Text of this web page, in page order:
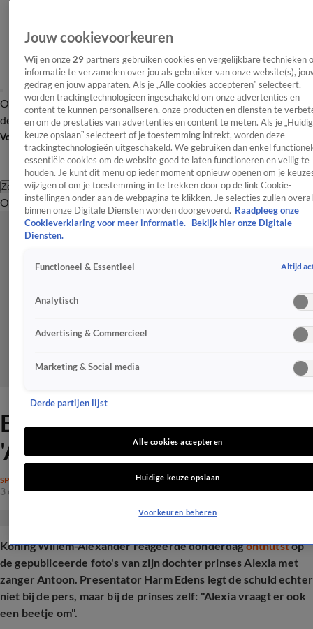
OverzichtAfleveringen Entertainment TV Algemeen
Tip
de redactieNieuwsbrief
Volg Shownieuws
Zoeken
OverzichtEntertainmentSpraakmakendRealityCrimeVideo's
BN'er haalt uit naar koning:
'Alexia vraagt erom'
SPRAAKMAKEND
3 okt 2025, 21:17
Koning Willem-Alexander reageerde donderdagonthutstop
de gepubliceerde foto's van zijn dochter prinses Alexia met
zanger Antoon. Presentator Harm Edens legt de schuld echter
niet bij de pers, maar bij de prinses zelf: "Alexia vraagt er ook
een beetje om".
Jouw cookievoorkeuren
Wij en onze 29 partners gebruiken cookies en vergelijkbare technieken
informatie te verzamelen over jou als gebruiker van onze website(s),
gedrag en jouw apparaten. Als je „Alle cookies accepteren” selecteert,
worden trackingtechnologieën ingeschakeld om onze advertenties en
content te kunnen personaliseren, onze producten en diensten te
en om de prestaties van advertenties en content te meten. Als je
keuze opslaan” selecteert of je toestemming intrekt, worden deze
trackingtechnologieën uitgeschakeld. We gebruiken dan enkel
essentiële cookies om de website goed te laten functioneren en veilig te
houden. Je kunt dit menu op ieder moment opnieuw openen om je
wijzigen of om je toestemming in te trekken door op de link Cookie-
instellingen onder aan de webpagina te klikken. Je selecties zullen overal
binnen onze Digitale Diensten worden doorgevoerd. Raadpleeg onze
Cookieverklaring voor meer informatie.
Bekijk hier onze Digitale
Diensten.
Functioneel & Essentieel Altijd
Analytisch
Advertising & Commercieel
Marketing & Social media
Derde partijen lijst
Alle cookies accepteren
Huidige keuze opslaan
Voorkeuren beheren